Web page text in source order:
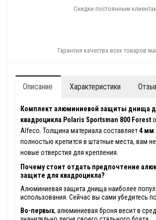
Скидки постоянным
Гарантия качества всех товаров
Описание Характеристики
Комплект алюминиевой защиты днища
квадроцикла Polaris Sportsman 800 Forest
Alfeco. Толщина материала составляет4 мм
полностью крепится в штатные места, вам
новые отверстия для крепления.
Почему стоит отдать предпочтение
защите для квадроцикла?
Алюминиевая защита днища наиболее
использования. Сейчас вы сами убедитесь
Во-первых, алюминиевая броня весит в